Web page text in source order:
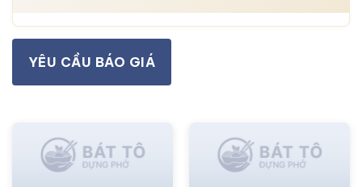
YÊU CẦU BÁO GIÁ